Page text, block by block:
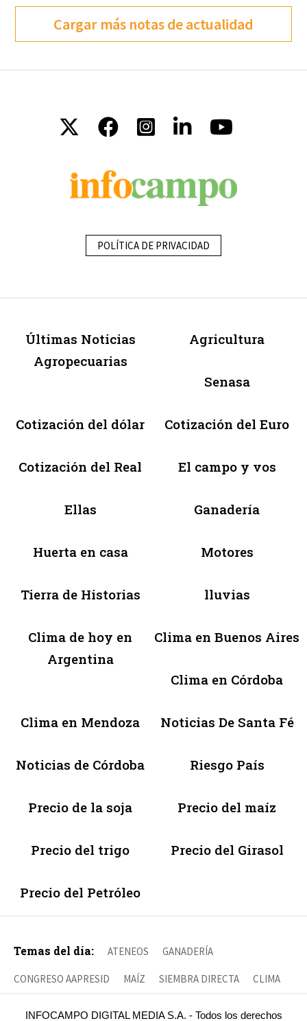
Cargar más notas de actualidad
POLÍTICA DE PRIVACIDAD
Últimas Noticias
Agropecuarias
Agricultura
Senasa
Cotización del dólar Cotización del Euro
Cotización del Real El campo y vos
Ellas Ganadería
Huerta en casa Motores
Tierra de Historias lluvias
Clima de hoy en
Argentina
Clima en Buenos Aires
Clima en Córdoba
Clima en Mendoza Noticias De Santa Fé
Noticias de Córdoba Riesgo País
Precio de la soja Precio del maíz
Precio del trigo Precio del Girasol
Precio del Petróleo
Temas del día: ATENEOS GANADERÍA
CONGRESO AAPRESID MAÍZ SIEMBRA DIRECTA CLIMA
INFOCAMPO DIGITAL MEDIA S.A. - Todos los derechos